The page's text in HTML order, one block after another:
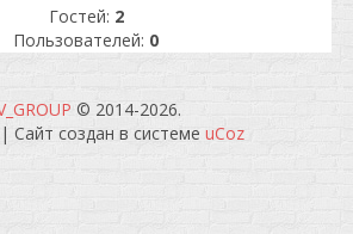
Гостей: 2
Пользователей: 0
© 2014-2026.
| Сайт создан в системе uCoz